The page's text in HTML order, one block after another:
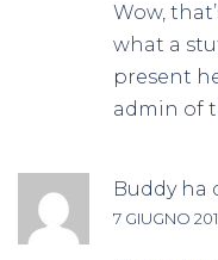
Wow,
what a
present
admin of
Buddy ha
7 GIUGNO